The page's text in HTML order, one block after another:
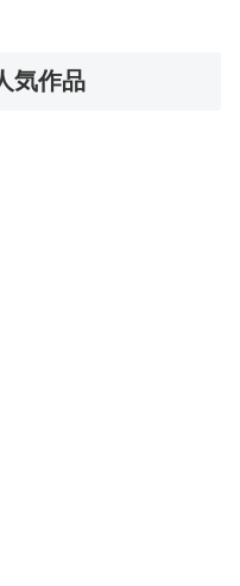
気作品